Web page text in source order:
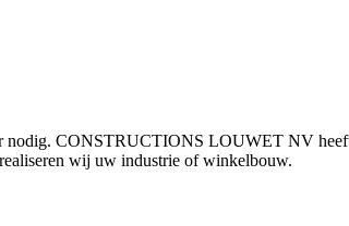
nodig. CONSTRUCTIONS LOUWET NV
wij uw industrie of winkelbouw.